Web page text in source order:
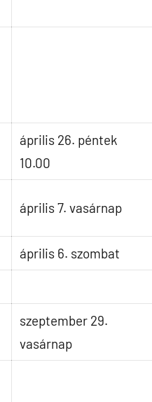
április 26. péntek
10.00
április 7. vasárnap
április 6. szombat
szeptember 29.
vasárnap